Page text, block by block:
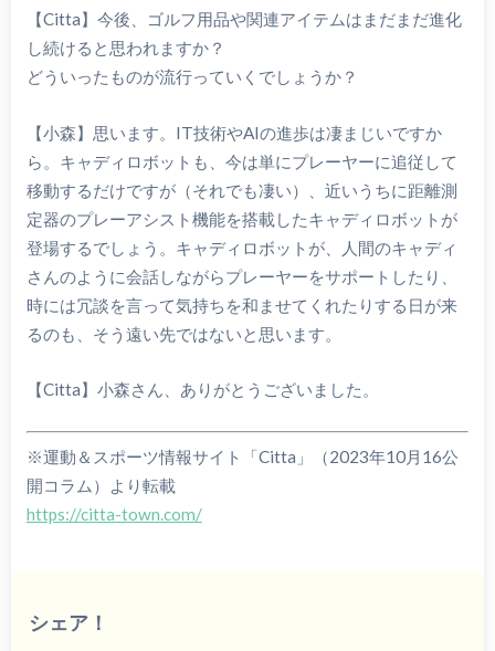
【Citta】今後、ゴルフ用品や関連アイテムはまだまだ進化
し続けると思われますか？
どういったものが流行っていくでしょうか？
【小森】思います。IT技術やAIの進歩は凄まじいですか
ら。キャディロボットも、今は単にプレーヤーに追従して
移動するだけですが（それでも凄い）、近いうちに距離測
定器のプレーアシスト機能を搭載したキャディロボットが
登場するでしょう。キャディロボットが、人間のキャディ
さんのように会話しながらプレーヤーをサポートしたり、
時には冗談を言って気持ちを和ませてくれたりする日が来
るのも、そう遠い先ではないと思います。
【Citta】小森さん、ありがとうございました。
※運動＆スポーツ情報サイト「Citta」（2023年10月16公
開コラム）より転載
https://citta-town.com/
シェア！